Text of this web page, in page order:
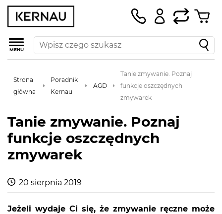
MENU
Strona
główna
Poradnik
Kernau
AGD
Tanie zmywanie. Poznaj
funkcje oszczędnych
zmywarek
Tanie zmywanie. Poznaj
funkcje oszczędnych
zmywarek
20 sierpnia 2019
Jeżeli wydaje Ci się, że zmywanie ręczne może